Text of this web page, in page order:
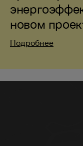
новом
Подробнее